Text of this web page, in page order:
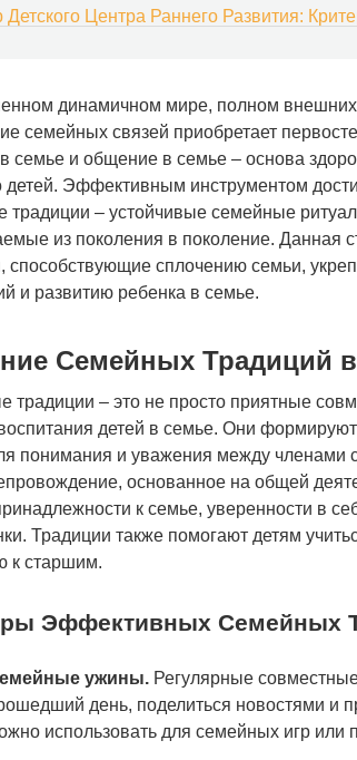
Центра Раннего Развития:
динамичном мире, полном внешних
семейных связей приобретает
в семье и общение в семье – основа
детей. Эффективным инструментом
традиции – устойчивые семейные
из поколения в поколение. Данная
способствующие сплочению семьи,
и развитию ребенка в семье.
Семейных Традиций
традиции – это не просто приятные
детей в семье. Они
понимания и уважения между членами
основанное на общей
к семье, уверенности в
Традиции также помогают детям
к старшим.
Эффективных Семейных
ужины. Регулярные
день, поделиться новостями и
использовать для семейных игр или